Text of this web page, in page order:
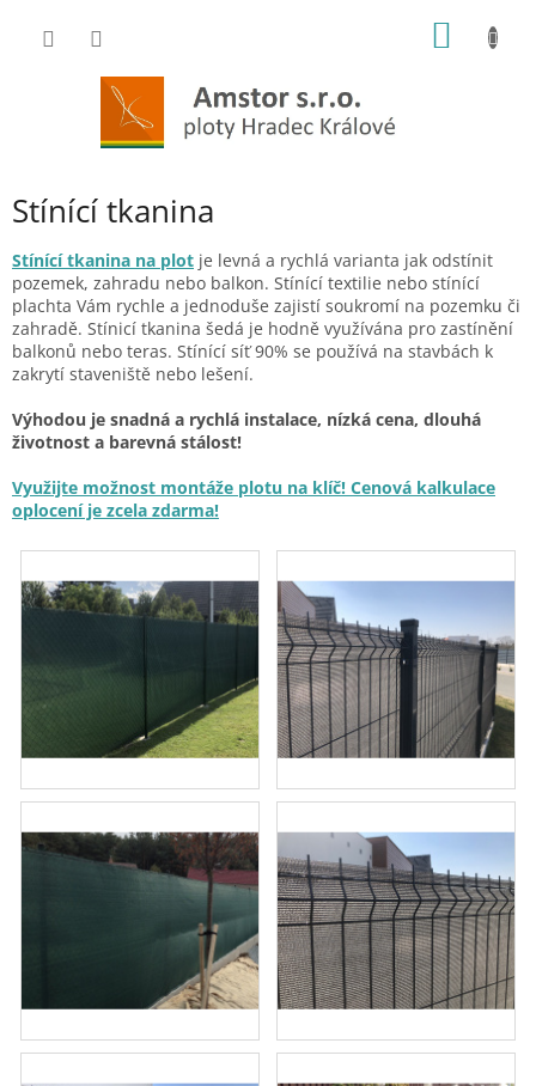
Stínící tkanina
Stínící tkanina na plot je levná a rychlá varianta jak odstínit
pozemek, zahradu nebo balkon. Stínící textilie nebo stínící
plachta Vám rychle a jednoduše zajistí soukromí na pozemku či
zahradě. Stínicí tkanina šedá je hodně využívána pro zastínění
balkonů nebo teras. Stínící síť 90% se používá na stavbách k
zakrytí staveniště nebo lešení.
Výhodou je snadná a rychlá instalace, nízká cena, dlouhá
životnost a barevná stálost!
Využijte možnost montáže plotu na klíč! Cenová kalkulace
oplocení je zcela zdarma!